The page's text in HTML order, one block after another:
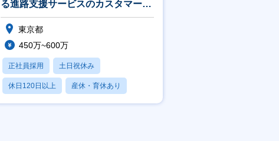
る進路支援サービスのカスタマーサ
クセス／経験活かせる
東京都
450万~600万
正社員採用 土日祝休み
休日120日以上 産休・育休あり
月残業20時間以内